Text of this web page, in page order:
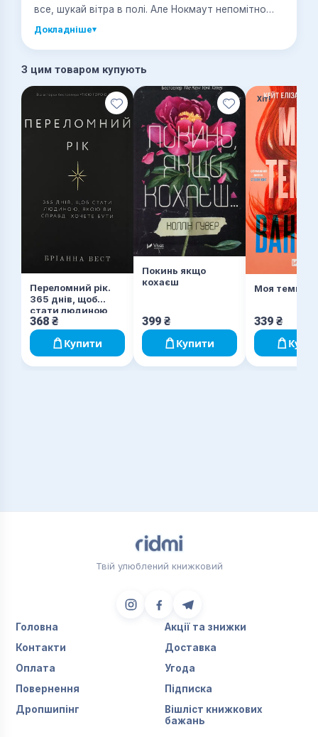
все, шукай вітра в полі. Але Нокмаут непомітно
полонить серця. І якщо Неш вирішить завоювати
Докладніше▾
З цим товаром купують
Переломний рік.
365 днів, щоб
стати людиною,
якою ви справді
хочете бути
368 ₴
Купити
Покинь якщо
кохаєш
399 ₴
Купити
Хіт!
Моя темна
339 ₴
Твій улюблений книжковий
Головна
Акції та знижки
Контакти
Доставка
Оплата
Угода
Повернення
Підписка
Дропшипінг
Вішліст книжкових
бажань